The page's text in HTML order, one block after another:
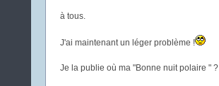
à tous.
J'ai maintenant un léger problème !
Je la publie où ma "Bonne nuit polaire " ?